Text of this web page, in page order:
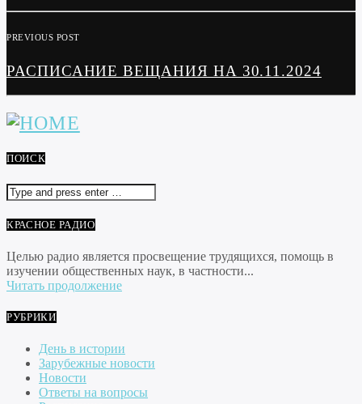
PREVIOUS POST
РАСПИСАНИЕ ВЕЩАНИЯ НА 30.11.2024
ПОИСК
КРАСНОЕ РАДИО
Целью радио является просвещение трудящихся, помощь в
изучении общественных наук, в частности...
Читать продолжение
РУБРИКИ
День в истории
Зарубежные новости
Новости
Ответы на вопросы